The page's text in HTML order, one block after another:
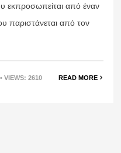
εκπροσωπείται από έναν
παριστάνεται από τον
• VIEWS: 2610 READ MORE